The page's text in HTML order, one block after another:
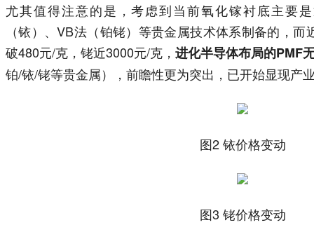
尤其值得注意的是，考虑到当前氧化镓衬底主要
（铱）、VB法（铂铑）等贵金属技术体系制备的，
破480元/克，铑近3000元/克， 进化半导体布局的PMF
铂/铱/铑等贵金属），前瞻性更为突出，已开始显现产
图2 铱价格变动
图3 铑价格变动